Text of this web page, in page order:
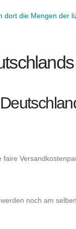
die Mengen der
noch am